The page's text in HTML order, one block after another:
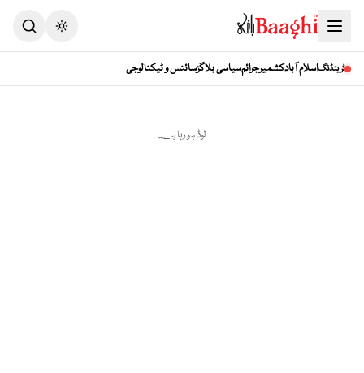
Toggle theme
ٹرینڈنگاسلام آبادکشمیرجرائمسیاسی بلاگزسائنس و ٹیکنالوجی
لوڈ ہو رہا ہے...